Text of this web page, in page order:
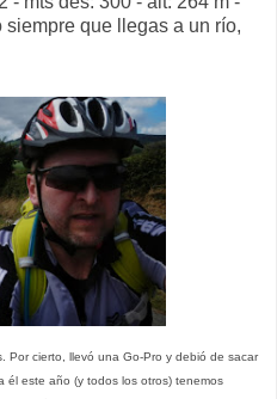
que llegas a un río,
Por cierto, llevó una Go-Pro y debió de sacar
él este año (y todos los otros) tenemos